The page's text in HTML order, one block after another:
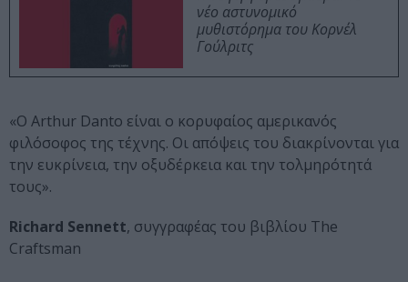
νέο αστυνομικό
μυθιστόρημα του Κορνέλ
Γούλριτς
«Ο Arthur Danto είναι ο κορυφαίος αμερικανός
φιλόσοφος της τέχνης. Οι απόψεις του διακρίνονται για
την ευκρίνεια, την οξυδέρκεια και την τολμηρότητά
τους».
Richard Sennett, συγγραφέας του βιβλίου The
Craftsman